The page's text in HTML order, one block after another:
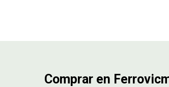
Comprar en